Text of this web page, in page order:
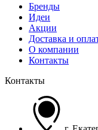
Бренды
Идеи
Акции
Доставка и
О компании
Контакты
Контакты